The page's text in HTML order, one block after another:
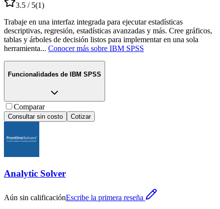
3.5 / 5(1)
Trabaje en una interfaz integrada para ejecutar estadísticas
descriptivas, regresión, estadísticas avanzadas y más. Cree gráficos,
tablas y árboles de decisión listos para implementar en una sola
herramienta... Conocer más sobre IBM SPSS
Funcionalidades de IBM SPSS
Comparar
Consultar sin costo Cotizar
Analytic Solver
Aún sin calificaciónEscribe la primera reseña